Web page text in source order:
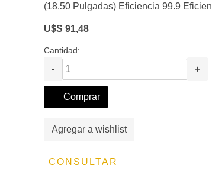
(18.50 Pulgadas) Eficiencia 99.9
U$S 91,48
Cantidad:
- +
Comprar
Agregar a wishlist
CONSULTAR